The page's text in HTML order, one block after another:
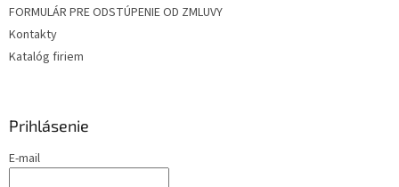
FORMULÁR PRE ODSTÚPENIE OD ZMLUVY
Kontakty
Katalóg firiem
Prihlásenie
E-mail